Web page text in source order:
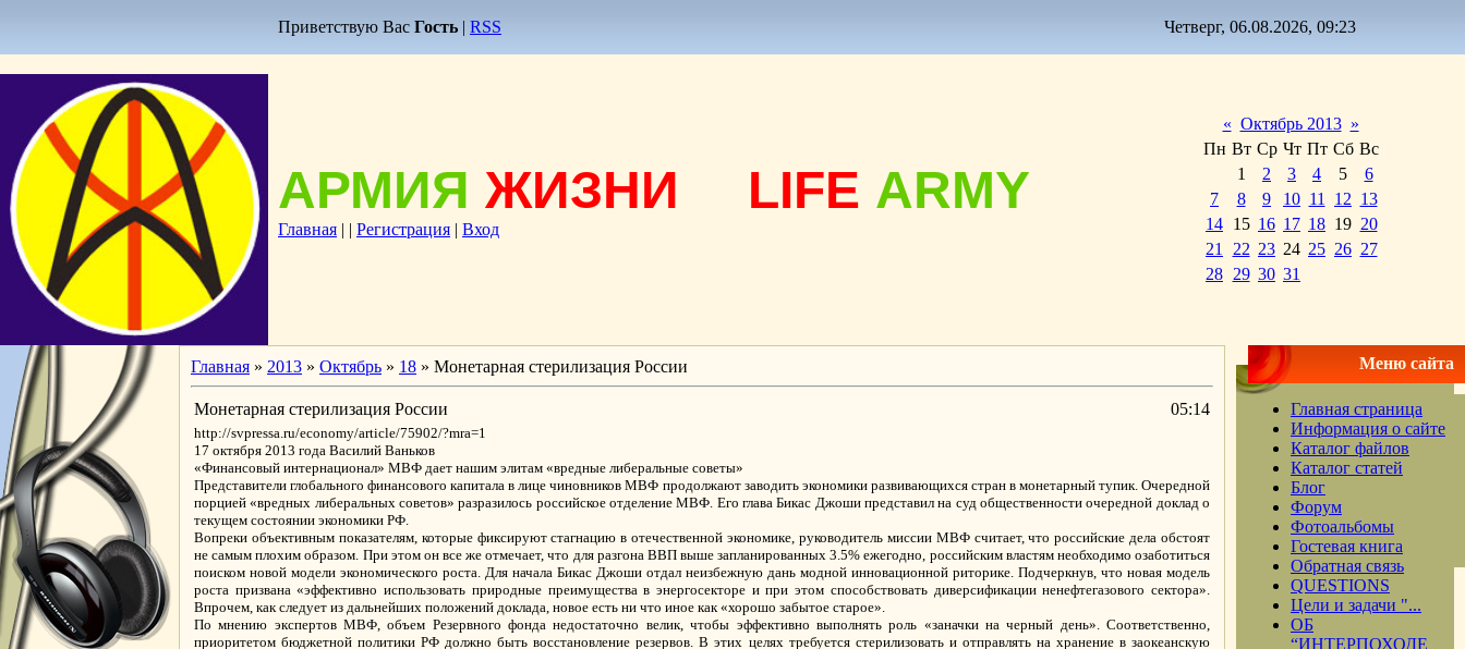
Приветствую Вас Гость | RSS Четверг, 06.08.2026, 09:23
АРМИЯ ЖИЗНИ LIFE ARMY
Главная | | Регистрация | Вход
« Октябрь 2013 »
Пн Вт Ср Чт Пт Сб Вс
1
2 3 4 5
6
7
8 9 10 11 12 13
14 15 16 17 18 19 20
21
22 23 24 25 26 27
28 29 30 31
Главная » 2013 » Октябрь » 18 » Монетарная стерилизация России
Монетарная стерилизация России 05:14
http://svpressa.ru/economy/article/75902/?mra=1
17 октября 2013 года Василий Ваньков
«Финансовый интернационал» МВФ дает нашим элитам «вредные либеральные советы»
Представители глобального финансового капитала в лице чиновников МВФ продолжают заводить экономики развивающихся стран в монетарный тупик. Очередной
порцией «вредных либеральных советов» разразилось российское отделение МВФ. Его глава Бикас Джоши представил на суд общественности очередной доклад о
текущем состоянии экономики РФ.
Вопреки объективным показателям, которые фиксируют стагнацию в отечественной экономике, руководитель миссии МВФ считает, что российские дела обстоят
не самым плохим образом. При этом он все же отмечает, что для разгона ВВП выше запланированных 3.5% ежегодно, российским властям необходимо озаботиться
поиском новой модели экономического роста. Для начала Бикас Джоши отдал неизбежную дань модной инновационной риторике. Подчеркнув, что новая модель
роста призвана «эффективно использовать природные преимущества в энергосекторе и при этом способствовать диверсификации ненефтегазового сектора».
Впрочем, как следует из дальнейших положений доклада, новое есть ни что иное как «хорошо забытое старое».
По мнению экспертов МВФ, объем Резервного фонда недостаточно велик, чтобы эффективно выполнять роль «заначки на черный день». Соответственно,
приоритетом бюджетной политики РФ должно быть восстановление резервов. В этих целях требуется стерилизовать и отправлять на хранение в заокеанскую
Меню сайта
Главная страница
Информация о сайте
Каталог файлов
Каталог статей
Блог
Форум
Фотоальбомы
Гостевая книга
Обратная связь
QUESTIONS
Цели и задачи "...
ОБ
“ИНТЕРПОХОДЕ